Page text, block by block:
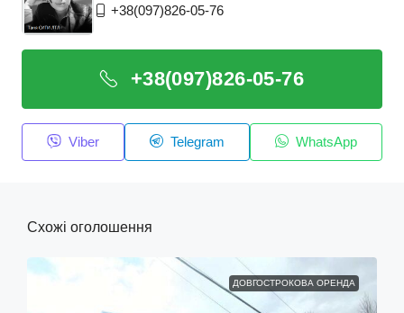
+38(097)826-05-76
+38(097)826-05-76
Viber Telegram WhatsApp
Схожі оголошення
ДОВГОСТРОКОВА ОРЕНДА